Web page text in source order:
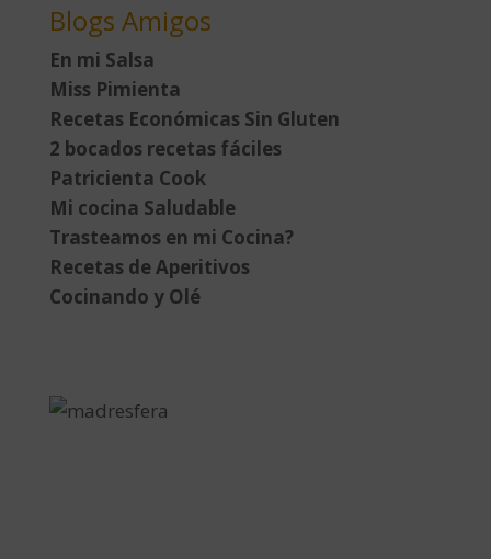
Blogs Amigos
En mi Salsa
Miss Pimienta
Recetas Económicas Sin Gluten
2 bocados recetas fáciles
Patricienta Cook
Mi cocina Saludable
Trasteamos en mi Cocina?
Recetas de Aperitivos
Cocinando y Olé